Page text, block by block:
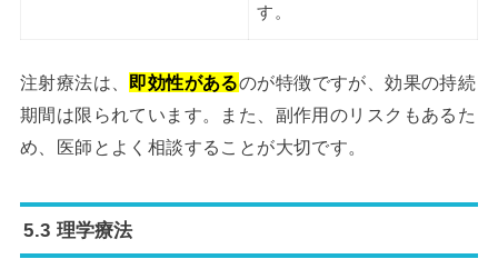
す。
注射療法は、 即効性があるのが特徴ですが、効果の持続
期間は限られています。また、副作用のリスクもあるた
め、医師とよく相談することが大切です。
5.3 理学療法